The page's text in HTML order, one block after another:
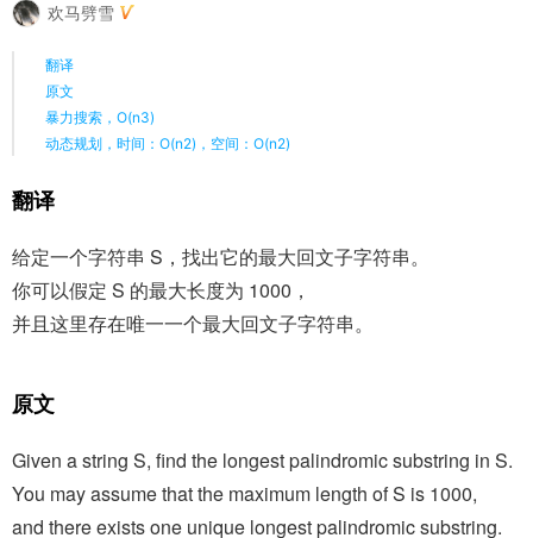
欢马劈雪
翻译
原文
暴力搜索，O(n3)
动态规划，时间：O(n2)，空间：O(n2)
翻译
给定一个字符串 S，找出它的最大回文子字符串。
你可以假定 S 的最大长度为 1000，
并且这里存在唯一一个最大回文子字符串。
原文
Given a string S, find the longest palindromic substring in S.
You may assume that the maximum length of S is 1000,
and there exists one unique longest palindromic substring.